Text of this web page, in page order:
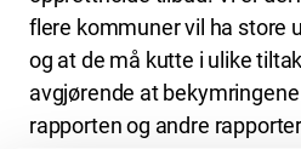
flere kommuner vil ha store
og at de må kutte i ulike
avgjørende at
rapporten og andre